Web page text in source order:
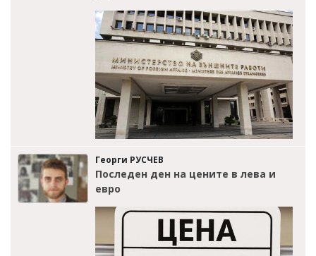
Георги РУСЧЕВ
Последен ден на цените в лева и
евро